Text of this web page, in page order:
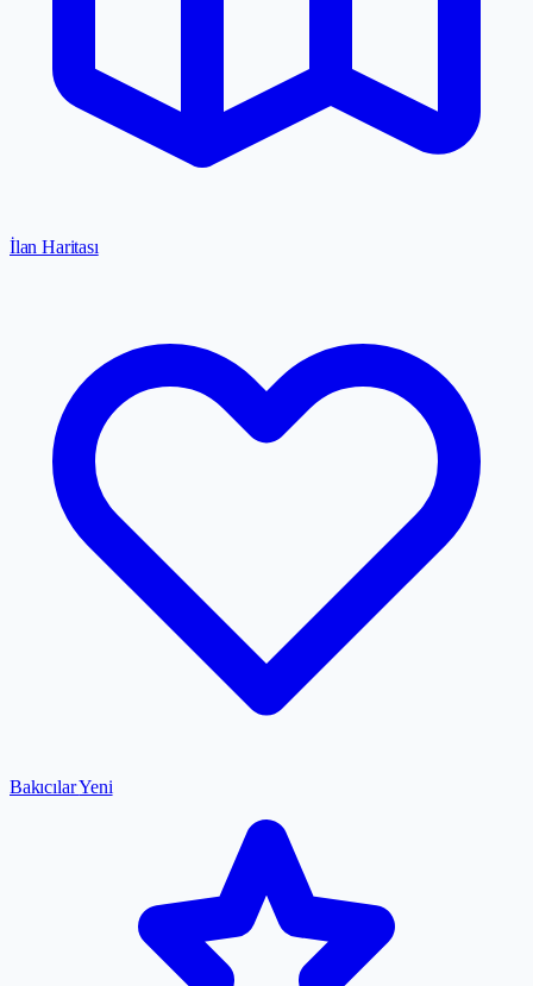
İlan Haritası
BakıcılarYeni